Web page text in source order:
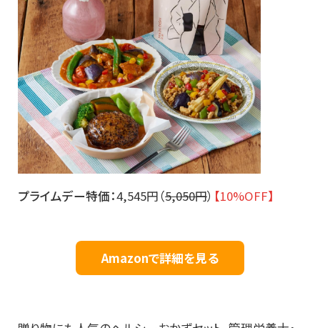
プライムデー特価：4,545円（5,050円） 【10%OFF】
Amazonで詳細を見る